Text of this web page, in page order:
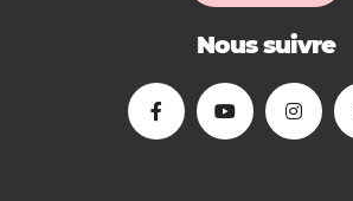
Nous suivre